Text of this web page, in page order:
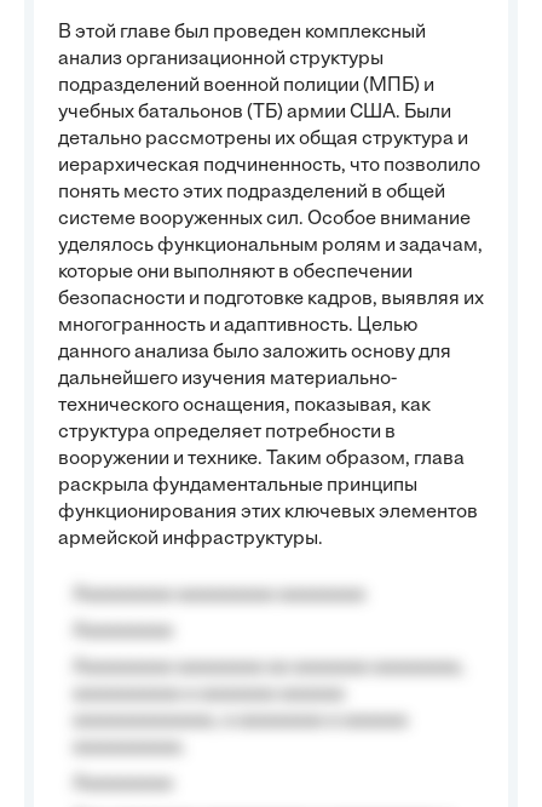
В этой главе был проведен комплексный
анализ организационной структуры
подразделений военной полиции (МПБ) и
учебных батальонов (ТБ) армии США. Были
детально рассмотрены их общая структура и
иерархическая подчиненность, что позволило
понять место этих подразделений в общей
системе вооруженных сил. Особое внимание
уделялось функциональным ролям и задачам,
которые они выполняют в обеспечении
безопасности и подготовке кадров, выявляя их
многогранность и адаптивность. Целью
данного анализа было заложить основу для
дальнейшего изучения материально-
технического оснащения, показывая, как
структура определяет потребности в
вооружении и технике. Таким образом, глава
раскрыла фундаментальные принципы
функционирования этих ключевых элементов
армейской инфраструктуры.